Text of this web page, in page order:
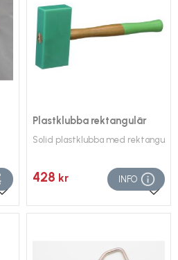
Lägg till i favoriter
Plastklubba rektangulär
Solid plastklubba med
428 kr
INFO